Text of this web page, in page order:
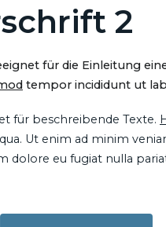
2
für die Einleitung
tempor incididunt ut
für beschreibende Texte.
Ut enim ad minim
dolore eu fugiat nulla